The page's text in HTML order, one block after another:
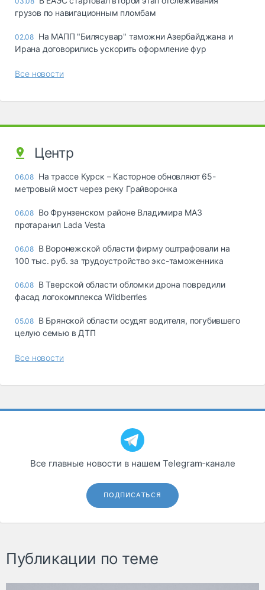
грузов по навигационным пломбам
02.08 На МАПП "Билясувар" таможни Азербайджана и
Ирана договорились ускорить оформление фур
Все новости
Центр
06.08 На трассе Курск – Касторное обновляют 65-
метровый мост через реку Грайворонка
06.08 Во Фрунзенском районе Владимира МАЗ
протаранил Lada Vesta
06.08 В Воронежской области фирму оштрафовали на
100 тыс. руб. за трудоустройство экс-таможенника
06.08 В Тверской области обломки дрона повредили
фасад логокомплекса Wildberries
05.08 В Брянской области осудят водителя, погубившего
целую семью в ДТП
Все новости
Все главные новости в нашем Telegram‑канале
ПОДПИСАТЬСЯ
Публикации по теме